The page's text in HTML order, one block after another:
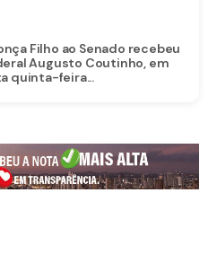
Filho ao Senado recebeu
Augusto Coutinho, em
quinta-feira...